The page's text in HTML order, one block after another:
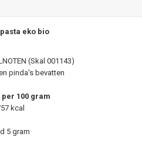
eko bio
(Skal 001143)
pinda's bevatten
100 gram
kcal
5 gram